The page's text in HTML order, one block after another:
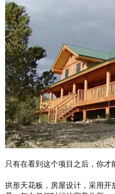
只有在看到这个项目之后，你才
拱形天花板，房屋设计，采用